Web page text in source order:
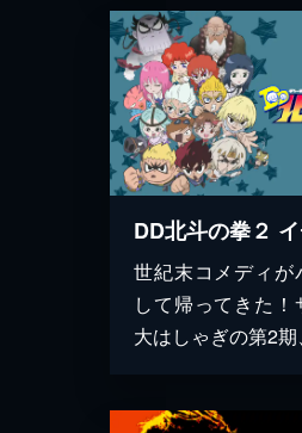
DD北斗の拳２
世紀末コメディが
して帰ってきた！
大はしゃぎの第2